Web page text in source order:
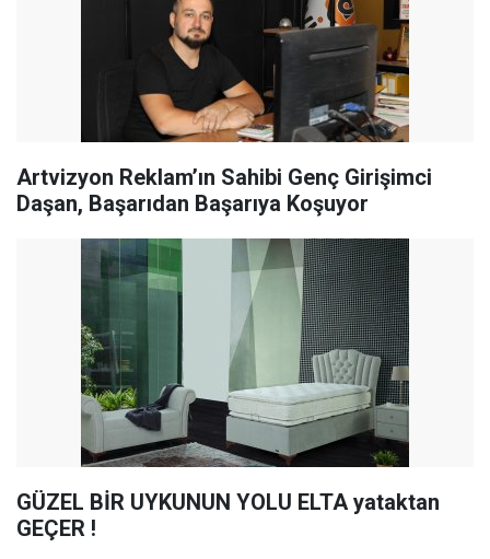
Artvizyon Reklam’ın Sahibi Genç Girişimci
Daşan, Başarıdan Başarıya Koşuyor
GÜZEL BİR UYKUNUN YOLU ELTA yataktan
GEÇER !